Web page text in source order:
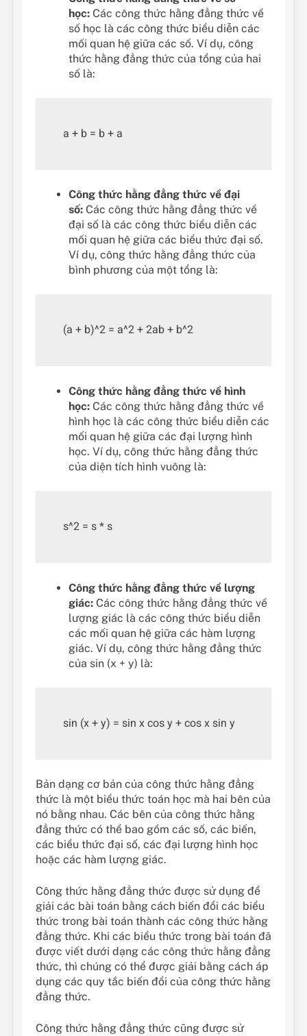
học: Các công thức hằng đẳng thức về
số học là các công thức biểu diễn các
mối quan hệ giữa các số. Ví dụ, công
thức hằng đẳng thức của tổng của hai
số là:
Công thức hằng đẳng thức về đại
số: Các công thức hằng đẳng thức về
đại số là các công thức biểu diễn các
mối quan hệ giữa các biểu thức đại số.
Ví dụ, công thức hằng đẳng thức của
bình phương của một tổng là:
Công thức hằng đẳng thức về hình
học: Các công thức hằng đẳng thức về
hình học là các công thức biểu diễn các
mối quan hệ giữa các đại lượng hình
học. Ví dụ, công thức hằng đẳng thức
của diện tích hình vuông là:
Công thức hằng đẳng thức về lượng
giác: Các công thức hằng đẳng thức về
lượng giác là các công thức biểu diễn
các mối quan hệ giữa các hàm lượng
giác. Ví dụ, công thức hằng đẳng thức
của sin (x + y) là:
Bản dạng cơ bản của công thức hằng đẳng
thức là một biểu thức toán học mà hai bên của
nó bằng nhau. Các bên của công thức hằng
đẳng thức có thể bao gồm các số, các biến,
các biểu thức đại số, các đại lượng hình học
hoặc các hàm lượng giác.
Công thức hằng đẳng thức được sử dụng để
giải các bài toán bằng cách biến đổi các biểu
thức trong bài toán thành các công thức hằng
đẳng thức. Khi các biểu thức trong bài toán đã
được viết dưới dạng các công thức hằng đẳng
thức, thì chúng có thể được giải bằng cách áp
dụng các quy tắc biến đổi của công thức hằng
đẳng thức.
Công thức hằng đẳng thức cũng được sử